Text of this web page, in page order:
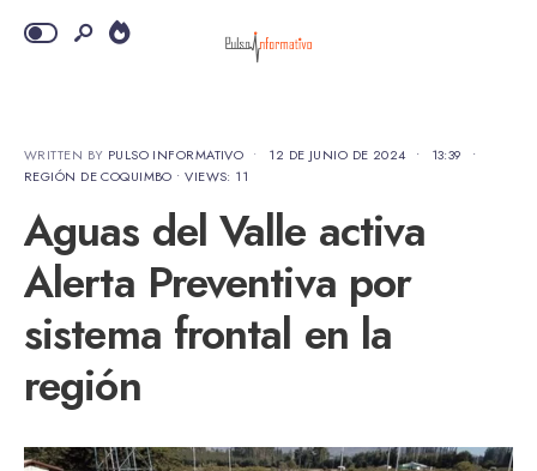
WRITTEN BY PULSO INFORMATIVO • 12 DE JUNIO DE 2024 • 13:39
•
REGIÓN DE COQUIMBO •VIEWS: 11
Aguas del Valle activa
Alerta Preventiva por
sistema frontal en la
región